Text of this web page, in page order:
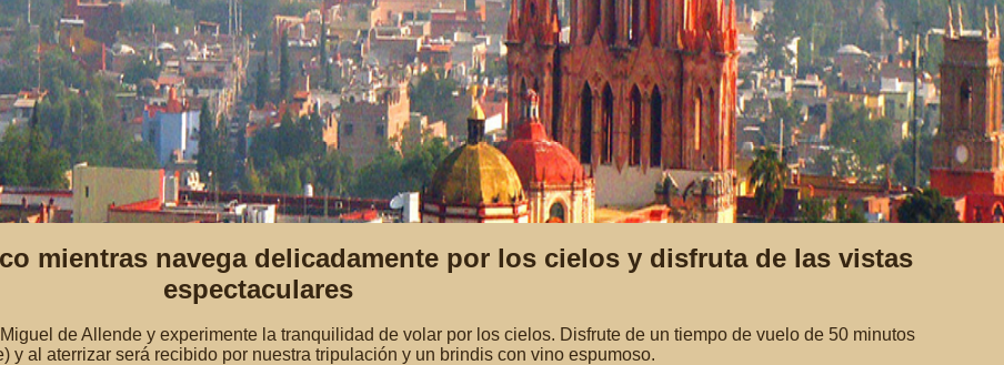
mientras navega delicadamente por los cielos y disfruta de las vistas
espectaculares
de Allende y experimente la tranquilidad de volar por los cielos. Disfrute de un tiempo de vuelo de 50 minutos
y al aterrizar será recibido por nuestra tripulación y un brindis con vino espumoso.